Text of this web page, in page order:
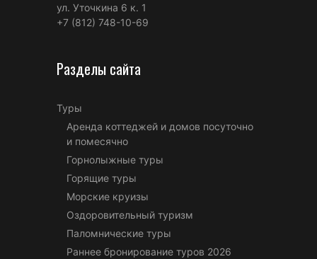
ул. Уточкина 6 к. 1
+7 (812) 748-10-69
Разделы сайта
Туры
Аренда коттеджей и домов посуточно
и помесячно
Горнолыжные туры
Горящие туры
Морские круизы
Оздоровительный туризм
Паломнические туры
Раннее бронирование туров 2026